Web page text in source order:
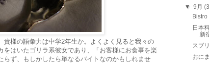
貴様の語彙力は中学2年生か。よくよく見ると我々の
をはいたゴリラ系彼女であり、「お客様にお食事を楽
らず、もしかしたら単なるバイトなのかもしれませ
▼9月
日本
新
スブ
おに